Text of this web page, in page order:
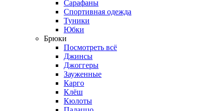
Сарафаны
Спортивная одежда
Туники
Юбки
Брюки
Посмотреть всё
Джинсы
Джоггеры
Зауженные
Карго
Клёш
Кюлоты